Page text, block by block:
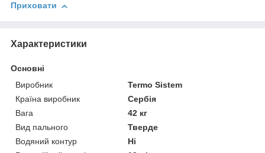
Приховати
Характеристики
Основні
Виробник
Termo Sistem
Країна виробник
Сербія
Вага
42 кг
Вид пального
Тверде
Водяний контур
Ні